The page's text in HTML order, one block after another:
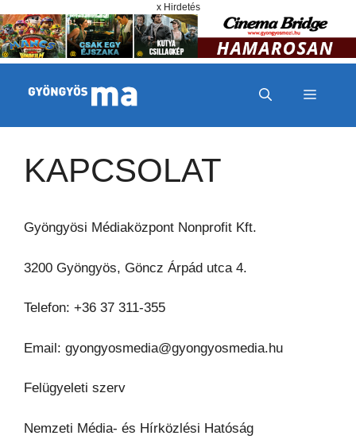
x Hirdetés
MENÜ
KAPCSOLAT
Gyöngyösi Médiaközpont Nonprofit Kft.
3200 Gyöngyös, Göncz Árpád utca 4.
Telefon: +36 37 311-355
Email: gyongyosmedia@gyongyosmedia.hu
Felügyeleti szerv
Nemzeti Média- és Hírközlési Hatóság